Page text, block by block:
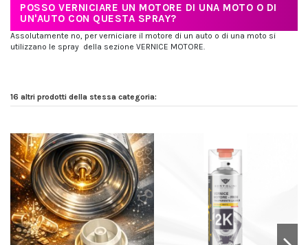
POSSO VERNICIARE UN MOTORE DI UNA MOTO O DI
UN'AUTO CON QUESTA SPRAY?
Assolutamente no, per verniciare il motore di un auto o di una moto si
utilizzano le spray della sezione VERNICE MOTORE.
16 altri prodotti della stessa categoria: